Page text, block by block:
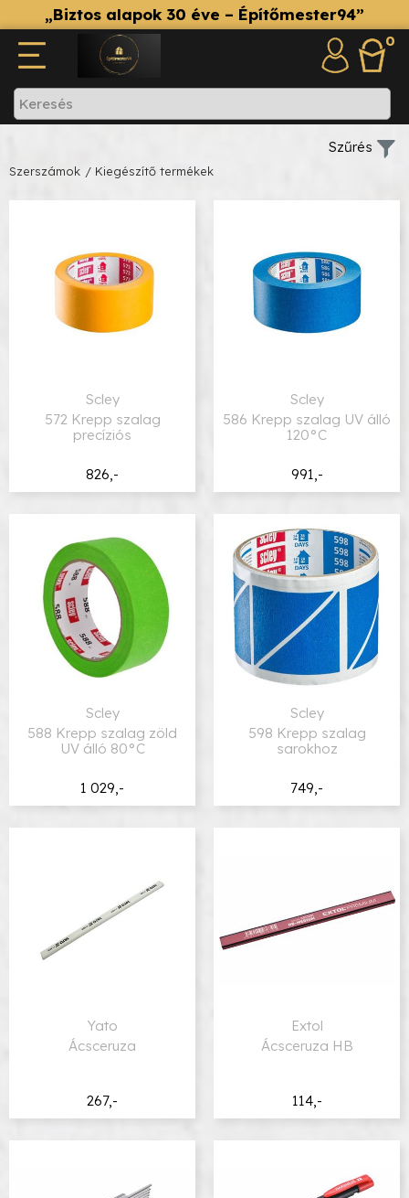
„Biztos alapok 30 éve – Építőmester94”
0
Szerszámok / Kiegészítő termékek
826,-
Scley
572 Krepp szalag
precíziós
991,-
Scley
586 Krepp szalag UV álló
120°C
1 029,-
Scley
588 Krepp szalag zöld
UV álló 80°C
749,-
Scley
598 Krepp szalag
sarokhoz
267,-
Yato
Ácsceruza
114,-
Extol
Ácsceruza HB
Szűrés